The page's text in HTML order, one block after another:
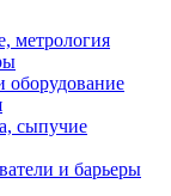
метрология
оборудование
сыпучие
и барьеры